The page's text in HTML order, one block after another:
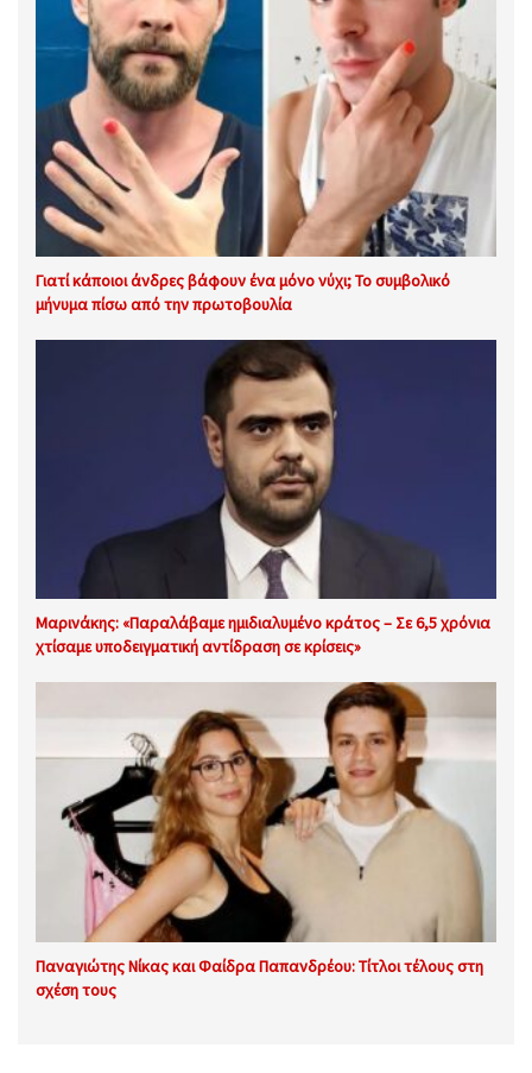
Γιατί κάποιοι άνδρες βάφουν ένα μόνο νύχι; Το συμβολικό
μήνυμα πίσω από την πρωτοβουλία
Μαρινάκης: «Παραλάβαμε ημιδιαλυμένο κράτος – Σε 6,5 χρόνια
χτίσαμε υποδειγματική αντίδραση σε κρίσεις»
Παναγιώτης Νίκας και Φαίδρα Παπανδρέου: Τίτλοι τέλους στη
σχέση τους